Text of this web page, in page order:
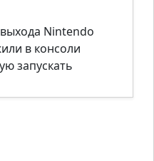
выхода Nintendo
в консоли
запускать